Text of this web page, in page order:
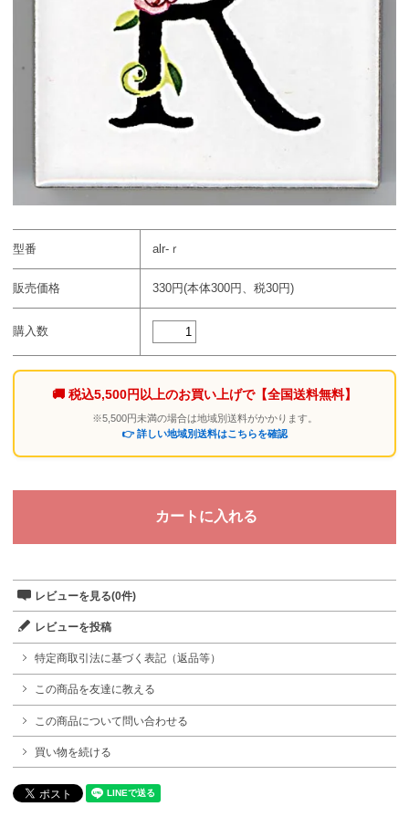
型番 alr-ｒ
販売価格 330円(本体300円、税30円)
購入数
🚚 税込5,500円以上のお買い上げで【全国送料無料】
※5,500円未満の場合は地域別送料がかかります。
👉 詳しい地域別送料はこちらを確認
レビューを見る(0件)
レビューを投稿
特定商取引法に基づく表記（返品等）
この商品を友達に教える
この商品について問い合わせる
買い物を続ける